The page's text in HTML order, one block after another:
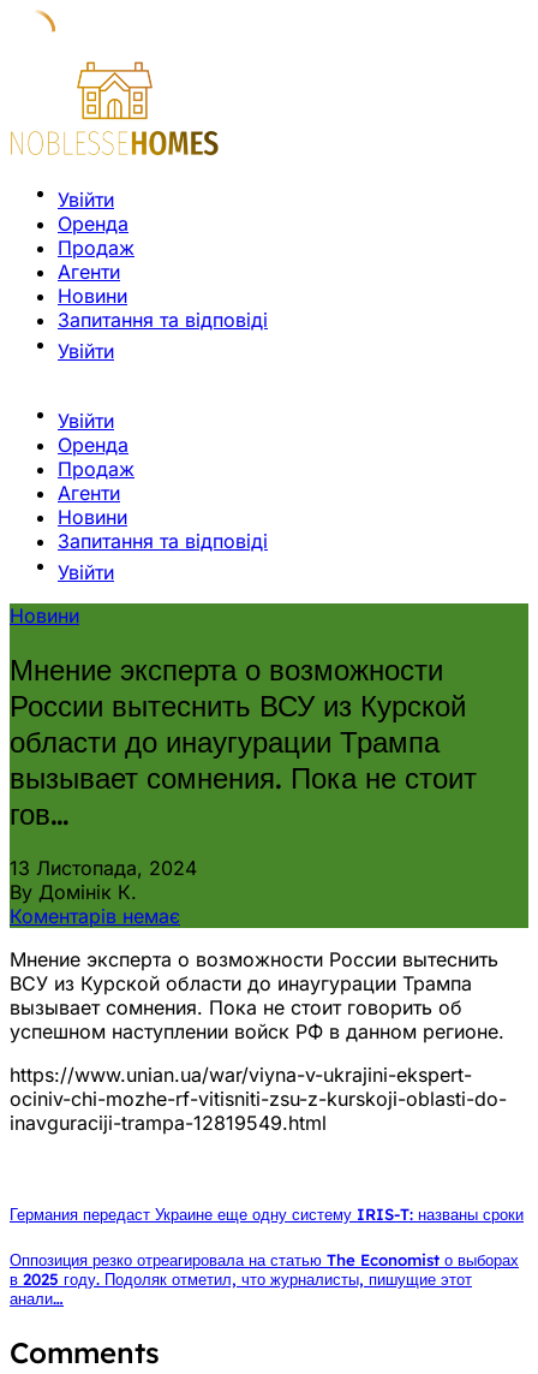
Увійти
Оренда
Продаж
Агенти
Новини
Запитання та відповіді
Увійти
Увійти
Оренда
Продаж
Агенти
Новини
Запитання та відповіді
Увійти
Новини
Мнение эксперта о возможности
России вытеснить ВСУ из Курской
области до инаугурации Трампа
вызывает сомнения. Пока не стоит
гов…
13 Листопада, 2024
By Домінік К.
Коментарів немає
Мнение эксперта о возможности России вытеснить
ВСУ из Курской области до инаугурации Трампа
вызывает сомнения. Пока не стоит говорить об
успешном наступлении войск РФ в данном регионе.
https://www.unian.ua/war/viyna-v-ukrajini-ekspert-
ociniv-chi-mozhe-rf-vitisniti-zsu-z-kurskoji-oblasti-do-
inavguraciji-trampa-12819549.html
Германия передаст Украине еще одну систему IRIS-T: названы сроки
Оппозиция резко отреагировала на статью The Economist о выборах
в 2025 году. Подоляк отметил, что журналисты, пишущие этот
анали…
Comments